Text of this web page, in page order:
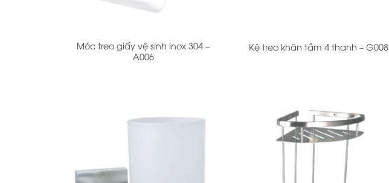
Móc treo giấy vệ sinh inox 304 –
A006
Kệ treo khăn tắm 4 thanh – G008